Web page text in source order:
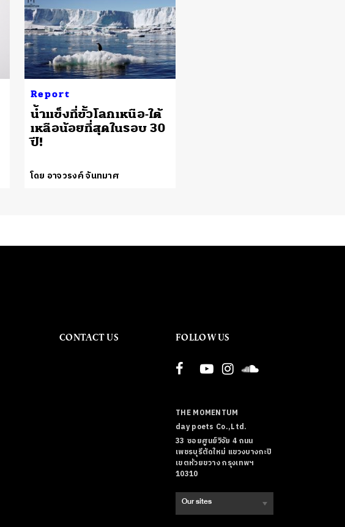
Report
น้ำแข็งที่ขั้วโลกเหนือ-ใต้
เหลือน้อยที่สุดในรอบ 30
ปี!
โดย อาจวรงค์ จันทมาศ
CONTACT US FOLLOW US
THE MOMENTUM
day poets Co.,Ltd.
33 ซอยศูนย์วิจัย 4 ถนน
เพชรบุรีตัดใหม่ แขวงบางกะปิ
เขตห้วยขวาง กรุงเทพฯ
10310